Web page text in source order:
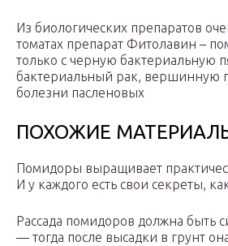
Из биологических препаратов
томатах препарат Фитолавин –
только с черную бактериальную
бактериальный рак, вершинную
болезни пасленовых
ПОХОЖИЕ
Помидоры выращивает
И у каждого есть свои секреты,
Рассада помидоров должна быть
— тогда после высадки в грунт